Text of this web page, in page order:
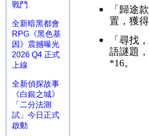
戰鬥
全新暗黑都會
RPG《黑色基
因》震撼曝光
2026 Q4 正式
上線
全新偵探故事
《白銀之城》
「二分法測
試」今日正式
啟動
「歸途
置，獲
「尋找
語謎題
*16。